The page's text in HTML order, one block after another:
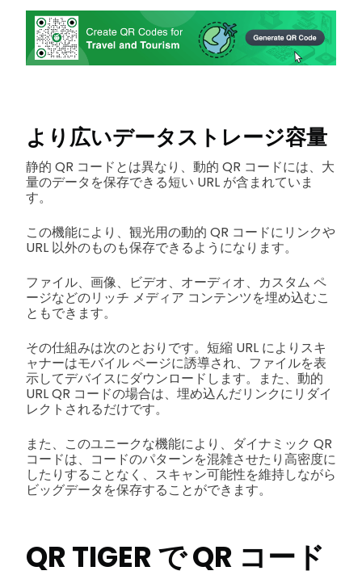
より広いデータストレージ容量
静的 QR コードとは異なり、動的 QR コードには、大
量のデータを保存できる短い URL が含まれていま
す。
この機能により、観光用の動的 QR コードにリンクや
URL 以外のものも保存できるようになります。
ファイル、画像、ビデオ、オーディオ、カスタム ペ
ージなどのリッチ メディア コンテンツを埋め込むこ
ともできます。
その仕組みは次のとおりです。短縮 URL によりスキ
ャナーはモバイル ページに誘導され、ファイルを表
示してデバイスにダウンロードします。また、動的
URL QR コードの場合は、埋め込んだリンクにリダイ
レクトされるだけです。
また、このユニークな機能により、ダイナミック QR
コードは、コードのパターンを混雑させたり高密度に
したりすることなく、スキャン可能性を維持しながら
ビッグデータを保存することができます。
QR TIGER で QR コード